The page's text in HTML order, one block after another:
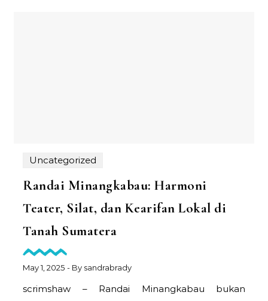
Uncategorized
Randai Minangkabau: Harmoni
Teater, Silat, dan Kearifan Lokal di
Tanah Sumatera
May 1, 2025 - By sandrabrady
scrimshaw – Randai Minangkabau bukan